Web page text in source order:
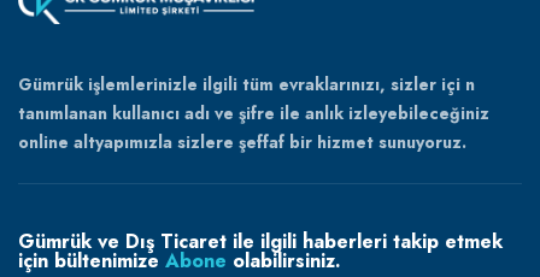
Gümrük işlemlerinizle ilgili tüm evraklarınızı, sizler içi n
tanımlanan kullanıcı adı ve şifre ile anlık izleyebileceğiniz
online altyapımızla sizlere şeffaf bir hizmet sunuyoruz.
Gümrük ve Dış Ticaret ile ilgili haberleri takip etmek
için bültenimize Abone olabilirsiniz.